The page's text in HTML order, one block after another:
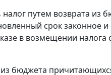
путем возврата из
срок законное
в возмещении налога
из бюджета